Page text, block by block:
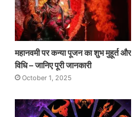
महानवमी पर कन्या पूजन का शुभ मुहूर्त और
विधि – जानिए पूरी जानकारी
October 1, 2025